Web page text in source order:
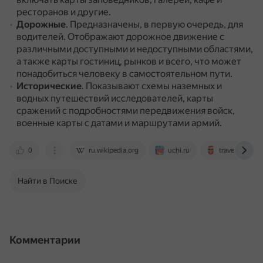
ресторанов и другие.
Дорожные. Предназначены, в первую очередь, для
водителей. Отображают дорожное движение с
различными доступными и недоступными областями,
а также карты гостиниц, рынков и всего, что может
понадобиться человеку в самостоятельном пути.
Исторические. Показывают схемы наземных и
водных путешествий исследователей, карты
сражений с подробностями передвижения войск,
военные карты с датами и маршрутами армий.
0 ru.wikipedia.org uchi.ru travelask.ru
Найти в Поиске
Комментарии